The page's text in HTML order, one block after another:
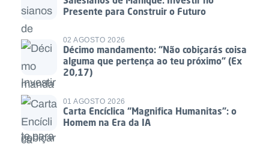
Presente para Construir o Futuro
02 AGOSTO 2026
Décimo mandamento: “Não cobiçarás coisa
alguma que pertença ao teu próximo” (Ex
20,17)
01 AGOSTO 2026
Carta Encíclica “Magnifica Humanitas”: o
Homem na Era da IA